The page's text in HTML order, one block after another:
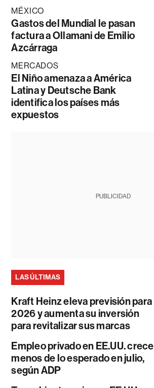
MÉXICO
Gastos del Mundial le pasan
factura a Ollamani de Emilio
Azcárraga
MERCADOS
El Niño amenaza a América
Latina y Deutsche Bank
identifica los países más
expuestos
PUBLICIDAD
LAS ÚLTIMAS
Kraft Heinz eleva previsión para
2026 y aumenta su inversión
para revitalizar sus marcas
Empleo privado en EE.UU. crece
menos de lo esperado en julio,
según ADP